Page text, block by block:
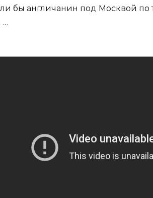
бы англичанин под Москвой
…